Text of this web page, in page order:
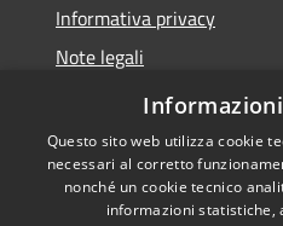
Informativa privacy
Note legali
Dichiarazione di accessibilità
Questo sito web utilizza cookie
necessari al corretto
nonché un cookie tecnico
informazioni statistiche,